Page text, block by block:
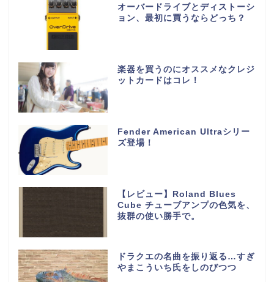
オーバードライブとディストーシ
ョン、最初に買うならどっち？
楽器を買うのにオススメなクレジ
ットカードはコレ！
Fender American Ultraシリー
ズ登場！
【レビュー】Roland Blues
Cube チューブアンプの色気を、
抜群の使い勝手で。
ドラクエの名曲を振り返る…すぎ
やまこういち氏をしのびつつ